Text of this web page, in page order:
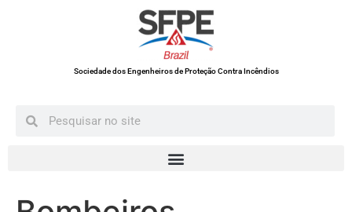
Sociedade dos Engenheiros de Proteção Contra Incêndios